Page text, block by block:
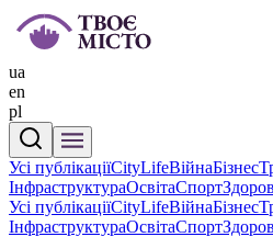
ua
en
pl
Усі публікаціїCityLifeВійнаБізнес
ІнфраструктураОсвітаСпорт
Усі публікаціїCityLifeВійнаБізнес
ІнфраструктураОсвітаСпорт